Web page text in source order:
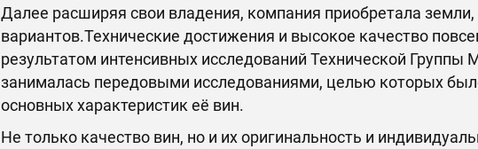
Далее расширяя свои владения, компания приобретала
вариантов.Технические достижения и высокое качество
результатом интенсивных исследований Технической Группы
занималась передовыми исследованиями, целью которых
основных характеристик её вин.
Не только качество вин, но и их оригинальность и